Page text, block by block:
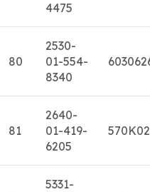
4475
80
2530-
01-554-
8340
81
2640-
01-419-
6205
5331-